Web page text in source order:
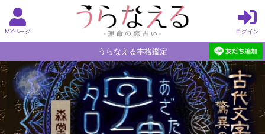
MYページ ログイン
うらなえる本格鑑定